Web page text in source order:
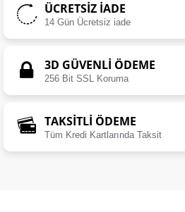
ÜCRETSIZ İADE
14 Gün Ücretsiz iade
3D GÜVENLİ ÖDEME
256 Bit SSL Koruma
TAKSİTLİ ÖDEME
Tüm Kredi Kartlarında Taksit